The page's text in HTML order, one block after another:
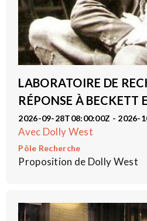
LABORATOIRE DE
RÉPONSE À BECKETT
2026-09-28T08:00:00Z - 2026-
Avec Dolly West
Pôle Recherche
Proposition de Dolly West